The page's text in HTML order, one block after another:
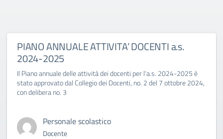
PIANO ANNUALE ATTIVITA’ DOCENTI a.s.
2024-2025
Il Piano annuale delle attività dei docenti per l'a.s. 2024-2025 è
stato approvato dal Collegio dei Docenti, no. 2 del 7 ottobre 2024,
con delibera no. 3
Personale scolastico
Docente